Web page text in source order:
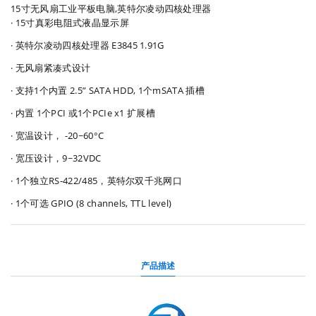
15寸无风扇工业平板电脑,英特尔凌动四核处理器
· 15寸真彩电阻式液晶显示屏
· 英特尔凌动四核处理器 E3845 1.91G
· 无风扇紧凑式设计
· 支持1个内置 2.5” SATA HDD, 1个mSATA 插槽
· 内置 1个PCI 或1个PCIe x1 扩展槽
· 宽温设计， -20~60°C
· 宽压设计，9~32VDC
· 1个独立RS-422/485，英特尔双千兆网口
· 1个可选 GPIO (8 channels, TTL level)
产品描述